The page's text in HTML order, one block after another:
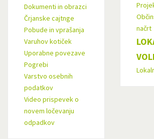
Dokumenti in obrazci
Črjanske cajtnge
Pobude in vprašanja
Varuhov kotiček
Uporabne povezave
Pogrebi
Varstvo osebnih
podatkov
Video prispevek o
novem ločevanju
odpadkov
načrt